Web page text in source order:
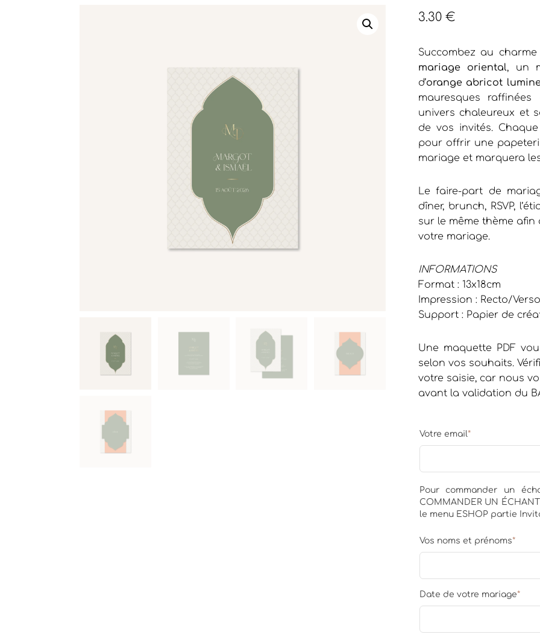
3.30 €
Succombez au
mariage oriental, un
d’orange abricot
mauresques
univers chaleureux et
de vos invités.
pour offrir une
mariage et marquera
Le faire-part de
dîner, brunch, RSVP,
sur le même thème
votre mariage.
INFORMATIONS
Format : 13x18cm
Impression : Recto/Verso
Support : Papier de
Une maquette PDF
selon vos souhaits.
votre saisie, car nous
avant la validation du
Votre email*
Pour commander un
COMMANDER UN
le menu ESHOP partie
Vos noms et prénoms*
Date de votre mariage*